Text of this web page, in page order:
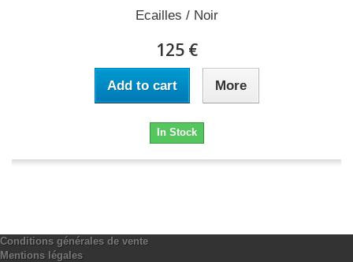
Ecailles / Noir
125 €
Add to cart More
In Stock
Conditions générales de vente
Mentions légales